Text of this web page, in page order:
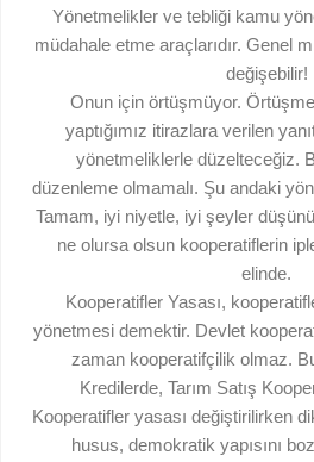
Yönetmelikler ve tebliği kamu
müdahale etme araçlarıdır. Genel
değişebilir!
Onun için örtüşmüyor.
yaptığımız itirazlara verilen
yönetmeliklerle düzelteceğiz.
düzenleme olmamalı. Şu andaki
Tamam, iyi niyetle, iyi şeyler
ne olursa olsun kooperatiflerin
elinde.
Kooperatifler Yasası,
yönetmesi demektir. Devlet
zaman kooperatifçilik olmaz.
Kredilerde, Tarım Satış
Kooperatifler yasası değiştirilirken
husus, demokratik yapısını